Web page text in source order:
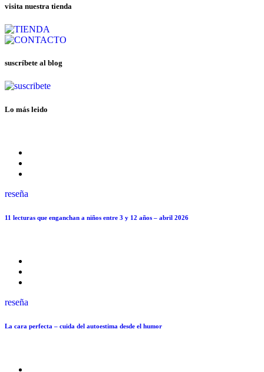
visita nuestra tienda
suscríbete al blog
Lo más leido
reseña
11 lecturas que enganchan a niños entre 3 y 12 años – abril 2026
reseña
La cara perfecta – cuida del autoestima desde el humor